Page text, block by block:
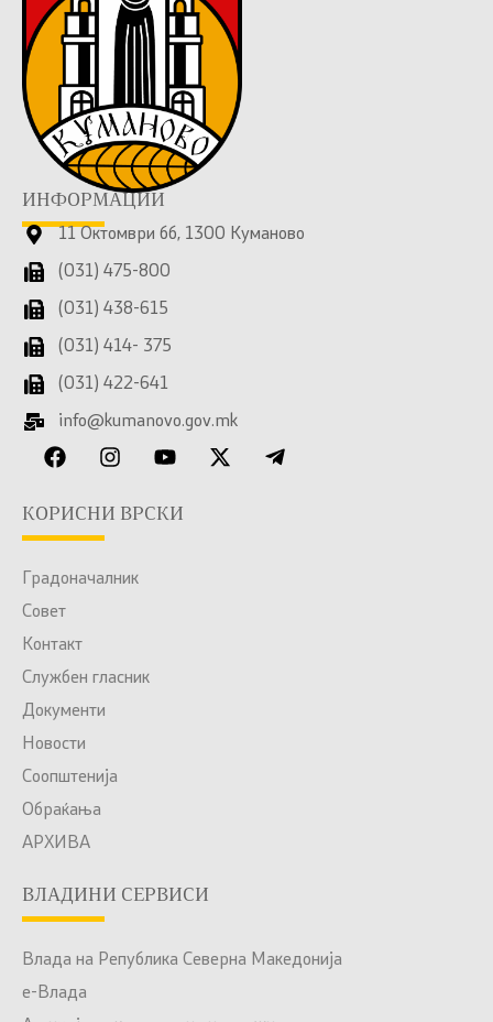
ИНФОРМАЦИИ
11 Октомври бб, 1300 Куманово
(031) 475-800
(031) 438-615
(031) 414- 375
(031) 422-641
info@kumanovo.gov.mk
КОРИСНИ ВРСКИ
Градоначалник
Совет
Контакт
Службен гласник
Документи
Новости
Соопштенија
Обраќања
АРХИВА
ВЛАДИНИ СЕРВИСИ
Влада на Република Северна Македонија
е-Влада